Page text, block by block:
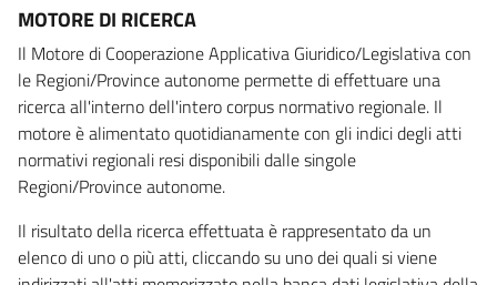
MOTORE DI RICERCA
Il Motore di Cooperazione Applicativa Giuridico/Legislativa con
le Regioni/Province autonome permette di effettuare una
ricerca all'interno dell'intero corpus normativo regionale. Il
motore è alimentato quotidianamente con gli indici degli atti
normativi regionali resi disponibili dalle singole
Regioni/Province autonome.
Il risultato della ricerca effettuata è rappresentato da un
elenco di uno o più atti, cliccando su uno dei quali si viene